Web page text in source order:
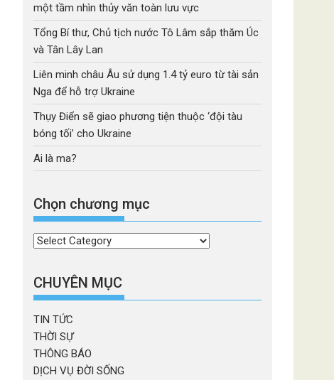
một tầm nhìn thủy văn toàn lưu vực
Tổng Bí thư, Chủ tịch nước Tô Lâm sắp thăm Úc
và Tân Lây Lan
Liên minh châu Âu sử dụng 1.4 tỷ euro từ tài sản
Nga để hỗ trợ Ukraine
Thụy Điển sẽ giao phương tiện thuộc ‘đội tàu
bóng tối’ cho Ukraine
Ai là ma?
Chọn chương mục
Chọn
mục
CHUYÊN MỤC
TIN TỨC
THỜI SỰ
THÔNG BÁO
DỊCH VỤ ĐỜI SỐNG